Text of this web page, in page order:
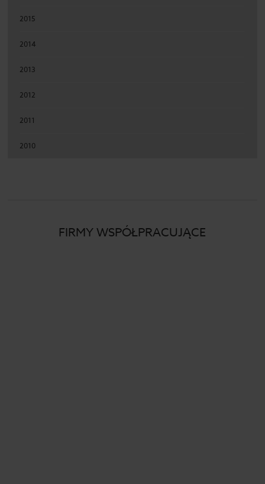
2015
2014
2013
2012
2011
2010
FIRMY WSPÓŁPRACUJĄCE